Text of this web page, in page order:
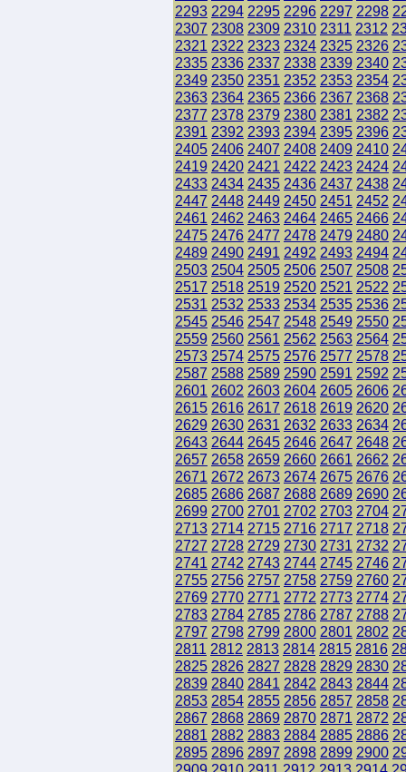
2293 2294 2295 2296 2297 2298
2307 2308 2309 2310 2311 2312
2321 2322 2323 2324 2325 2326
2335 2336 2337 2338 2339 2340
2349 2350 2351 2352 2353 2354
2363 2364 2365 2366 2367 2368
2377 2378 2379 2380 2381 2382
2391 2392 2393 2394 2395 2396
2405 2406 2407 2408 2409 2410
2419 2420 2421 2422 2423 2424
2433 2434 2435 2436 2437 2438
2447 2448 2449 2450 2451 2452
2461 2462 2463 2464 2465 2466
2475 2476 2477 2478 2479 2480
2489 2490 2491 2492 2493 2494
2503 2504 2505 2506 2507 2508
2517 2518 2519 2520 2521 2522
2531 2532 2533 2534 2535 2536
2545 2546 2547 2548 2549 2550
2559 2560 2561 2562 2563 2564
2573 2574 2575 2576 2577 2578
2587 2588 2589 2590 2591 2592
2601 2602 2603 2604 2605 2606
2615 2616 2617 2618 2619 2620
2629 2630 2631 2632 2633 2634
2643 2644 2645 2646 2647 2648
2657 2658 2659 2660 2661 2662
2671 2672 2673 2674 2675 2676
2685 2686 2687 2688 2689 2690
2699 2700 2701 2702 2703 2704
2713 2714 2715 2716 2717 2718
2727 2728 2729 2730 2731 2732
2741 2742 2743 2744 2745 2746
2755 2756 2757 2758 2759 2760
2769 2770 2771 2772 2773 2774
2783 2784 2785 2786 2787 2788
2797 2798 2799 2800 2801 2802
2811 2812 2813 2814 2815 2816
2825 2826 2827 2828 2829 2830
2839 2840 2841 2842 2843 2844
2853 2854 2855 2856 2857 2858
2867 2868 2869 2870 2871 2872
2881 2882 2883 2884 2885 2886
2895 2896 2897 2898 2899 2900